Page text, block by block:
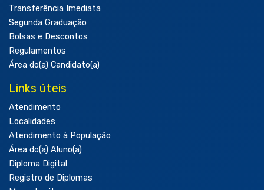
Transferência Imediata
Segunda Graduação
Bolsas e Descontos
Regulamentos
Área do(a) Candidato(a)
Links úteis
Atendimento
Localidades
Atendimento à População
Área do(a) Aluno(a)
Diploma Digital
Registro de Diplomas